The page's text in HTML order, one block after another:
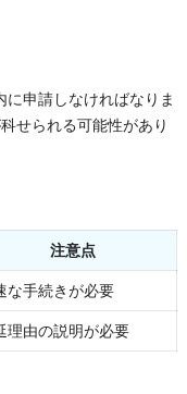
申請しなければなりま
せられる可能性があり
注意点
な手続きが必要
理由の説明が必要